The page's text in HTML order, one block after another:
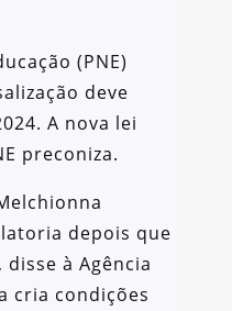
(PNE)
deve
A nova lei
preconiza.
depois que
à Agência
cria condições